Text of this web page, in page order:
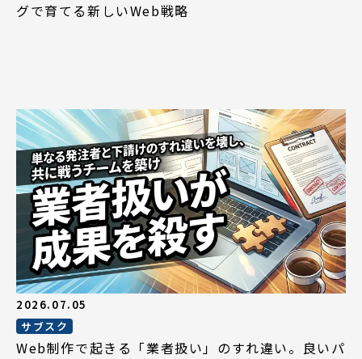
グで育てる新しいWeb戦略
2026.07.05
サブスク
Web制作で起きる「業者扱い」のすれ違い。良いパ